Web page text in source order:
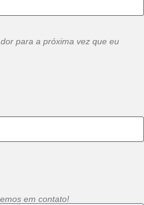
para a próxima vez que eu
em contato!